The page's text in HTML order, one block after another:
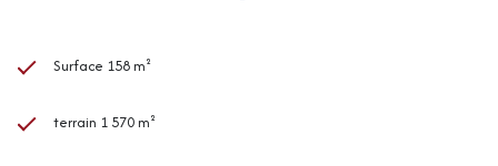
Surface 158 m²
terrain 1 570 m²